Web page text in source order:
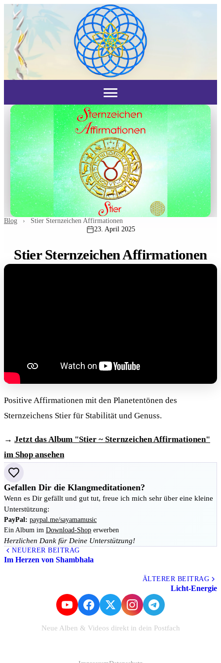
Blog › Stier Sternzeichen Affirmationen
23. April 2025
Stier Sternzeichen Affirmationen
Positive Affirmationen mit den Planetentönen des
Sternzeichens Stier für Stabilität und Genuss.
→ Jetzt das Album "Stier ~ Sternzeichen Affirmationen"
im Shop ansehen
Gefallen Dir die Klangmeditationen?
Wenn es Dir gefällt und gut tut, freue ich mich sehr über eine kleine
Unterstützung:
PayPal: paypal.me/sayamamusic
Ein Album im Download-Shop erwerben
Herzlichen Dank für Deine Unterstützung!
NEUERER BEITRAG
Im Herzen von Shambhala
ÄLTERER BEITRAG
Licht-Energie
Neue Alben & Videos direkt in dein Postfach